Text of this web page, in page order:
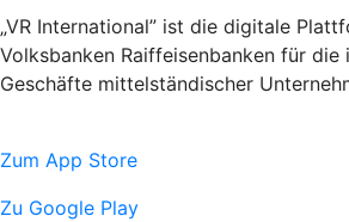
„VR International” ist die digitale
Volksbanken Raiffeisenbanken für die
Geschäfte mittelständischer
Zum App Store
Zu Google Play